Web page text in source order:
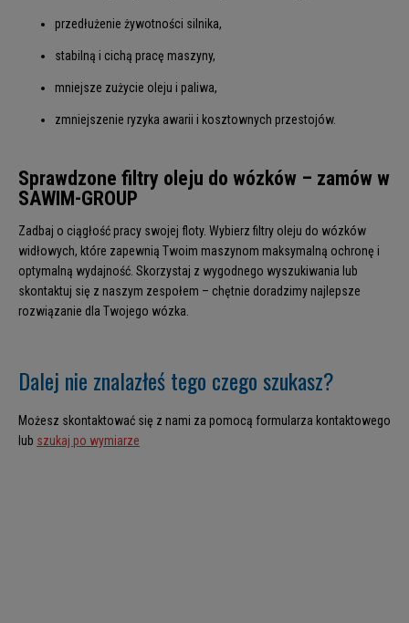
przedłużenie żywotności silnika,
stabilną i cichą pracę maszyny,
mniejsze zużycie oleju i paliwa,
zmniejszenie ryzyka awarii i kosztownych przestojów.
Sprawdzone filtry oleju do wózków – zamów w
SAWIM-GROUP
Zadbaj o ciągłość pracy swojej floty. Wybierz filtry oleju do wózków
widłowych, które zapewnią Twoim maszynom maksymalną ochronę i
optymalną wydajność. Skorzystaj z wygodnego wyszukiwania lub
skontaktuj się z naszym zespołem – chętnie doradzimy najlepsze
rozwiązanie dla Twojego wózka.
Dalej nie znalazłeś tego czego szukasz?
Możesz skontaktować się z nami za pomocą formularza kontaktowego
lub szukaj po wymiarze